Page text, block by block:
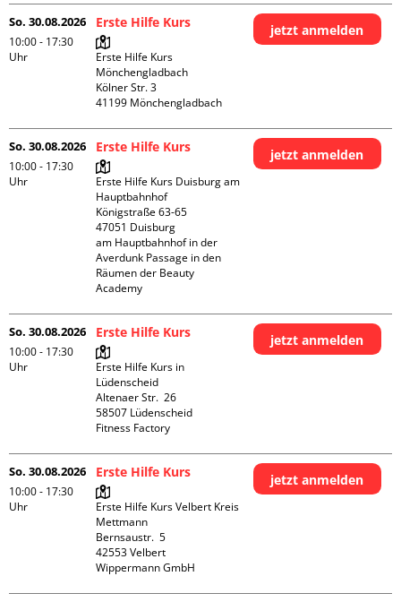
So. 30.08.2026
10:00 - 17:30
Uhr
Erste Hilfe Kurs
Erste Hilfe Kurs
Mönchengladbach
Kölner Str. 3
jetzt anmelden
So. 30.08.2026
10:00 - 17:30
Uhr
Erste Hilfe Kurs
Erste Hilfe Kurs Duisburg am
Hauptbahnhof
Königstraße 63-65
47051 Duisburg
am Hauptbahnhof in der
Averdunk Passage in den
Räumen der Beauty
Academy
jetzt anmelden
So. 30.08.2026
10:00 - 17:30
Uhr
Erste Hilfe Kurs
Erste Hilfe Kurs in
Lüdenscheid
Altenaer Str.  26
58507 Lüdenscheid
Fitness Factory
jetzt anmelden
So. 30.08.2026
10:00 - 17:30
Uhr
Erste Hilfe Kurs
Erste Hilfe Kurs Velbert Kreis
Mettmann
Bernsaustr.  5
42553 Velbert
Wippermann GmbH
jetzt anmelden